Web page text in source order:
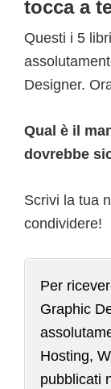
tocca a
Questi i 5
Designer.
Qual è il
dovrebbe
Scrivi la tua
condividere!
Per
Graphic
Hosting,
pubblicati